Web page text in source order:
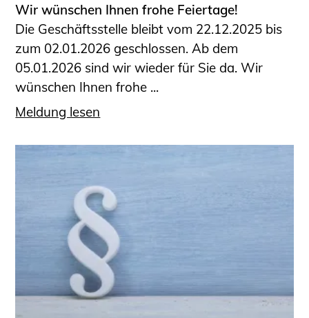
Geschützter Bereich
Informationen für Auftraggeber und
Verbraucher
Ingenieursuche (Mitglieder der IK-Bau
NRW)
Fachlisten
Informationen für Schülerinnen,
Projekte für Schülerinnen und Schüler
START.ING. Das Studierenden Praxis-
Programm
Wissenswertes für Studierende
Wettbewerbe für Studierende
BLING.BLING.
Kammer Newsletter
Wir wünschen Ihnen frohe Feiertage!
Die Geschäftsstelle bleibt vom 22.12.2025 bis
zum 02.01.2026 geschlossen. Ab dem
05.01.2026 sind wir wieder für Sie da. Wir
wünschen Ihnen frohe ...
Meldung lesen